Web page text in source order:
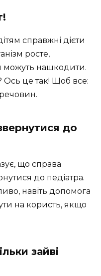
справжні дієти
росте,
можуть нашкодити.
Ось це так! Щоб все:
до
що справа
до педіатра.
навіть допомога
на користь, якщо
зайві